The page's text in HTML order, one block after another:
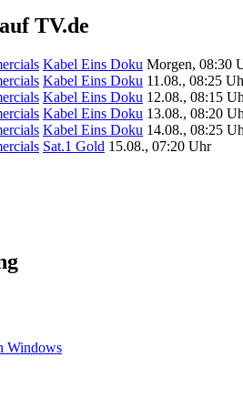
TV.de
Kabel Eins Doku Morgen, 08:30
Kabel Eins Doku 11.08., 08:25
Kabel Eins Doku 12.08., 08:15
Kabel Eins Doku 13.08., 08:20
Kabel Eins Doku 14.08., 08:25
Sat.1 Gold 15.08., 07:20 Uhr
Windows